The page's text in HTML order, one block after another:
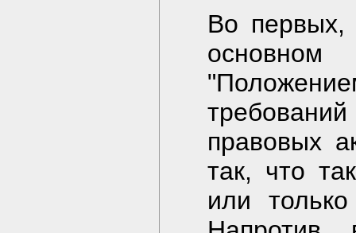
Во первых,
правовых
так, что
или только